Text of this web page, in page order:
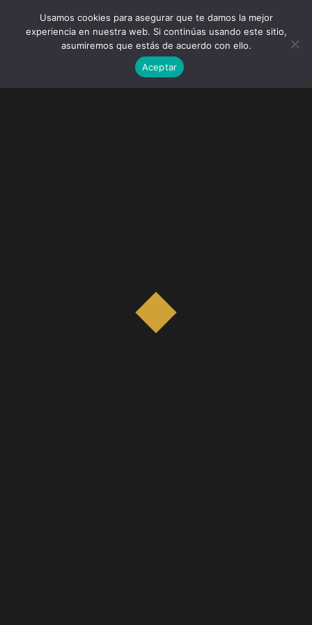
Nothing Found
Usamos cookies para asegurar que te damos la mejor
experiencia en nuestra web. Si continúas usando este sitio,
asumiremos que estás de acuerdo con ello.
Aceptar